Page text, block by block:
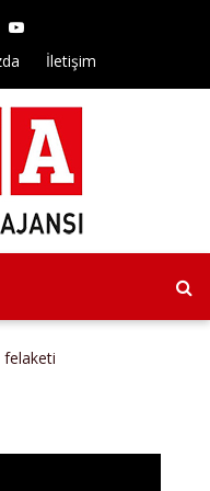
İletişim
felaketi